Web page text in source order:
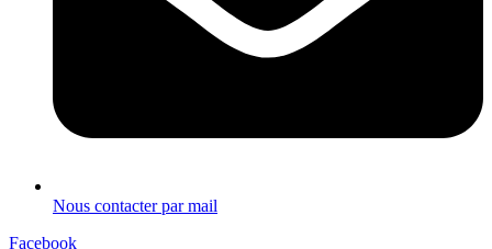
Nous contacter par mail
Facebook